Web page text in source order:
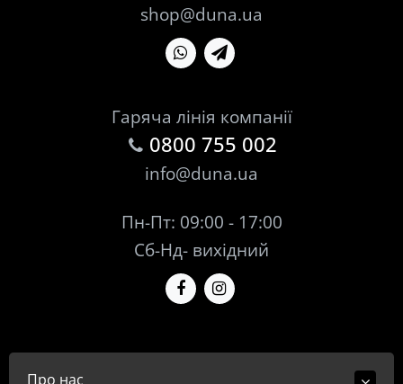
shop@duna.ua
Гаряча лінія компанії
0800 755 002
info@duna.ua
Пн-Пт: 09:00 - 17:00
Сб-Нд- вихідний
Про нас